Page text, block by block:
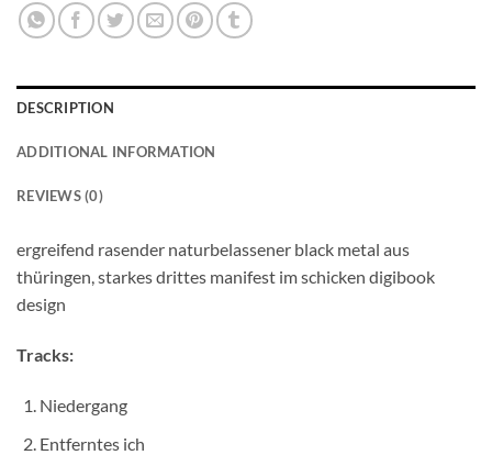
DESCRIPTION
ADDITIONAL INFORMATION
REVIEWS (0)
ergreifend rasender naturbelassener black metal aus
thüringen, starkes drittes manifest im schicken digibook
design
Tracks:
Niedergang
Entferntes ich